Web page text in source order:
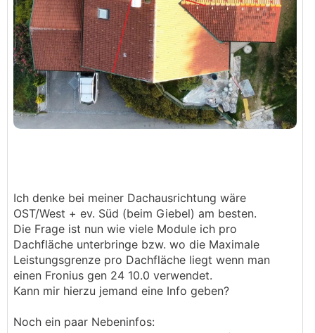
Ich denke bei meiner Dachausrichtung wäre
OST/West + ev. Süd (beim Giebel) am besten.
Die Frage ist nun wie viele Module ich pro
Dachfläche unterbringe bzw. wo die Maximale
Leistungsgrenze pro Dachfläche liegt wenn man
einen Fronius gen 24 10.0 verwendet.
Kann mir hierzu jemand eine Info geben?
Noch ein paar Nebeninfos: